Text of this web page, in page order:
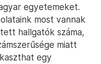
egyetemeket.
most vannak
hallgatók száma,
miatt
egy